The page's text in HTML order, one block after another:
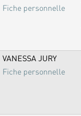
Fiche personnelle
VANESSA JURY
Fiche personnelle